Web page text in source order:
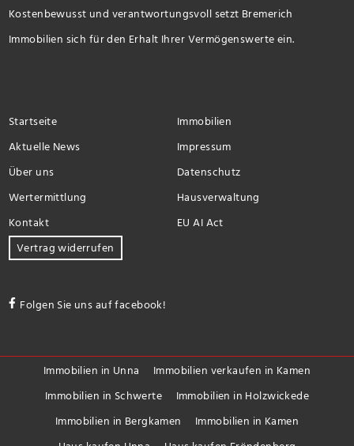
Kostenbewusst und verantwortungsvoll setzt Bremerich
Immobilien sich für den Erhalt Ihrer Vermögenswerte ein.
Startseite
Immobilien
Aktuelle News
Impressum
Über uns
Datenschutz
Wertermittlung
Hausverwaltung
Kontakt
EU AI Act
Vertrag widerrufen
Folgen Sie uns auf facebook!
Immobilien in Unna
Immobilien verkaufen in Kamen
Immobilien in Schwerte
Immobilien in Holzwickede
Immobilien in Bergkamen
Immobilien in Kamen